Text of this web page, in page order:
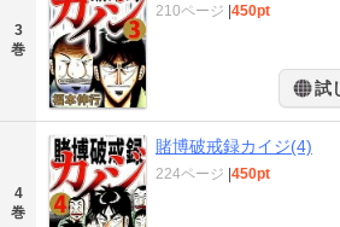
3
巻
210ページ 450pt
試
4
巻
賭博破戒録カイジ(4)
224ページ 450pt